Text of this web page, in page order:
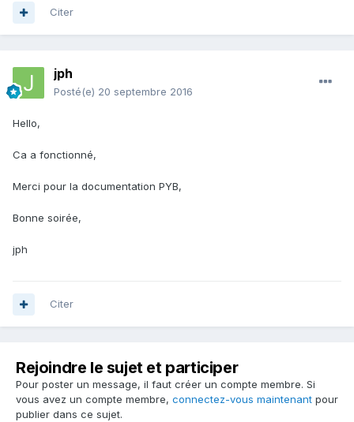
Citer
jph
Posté(e) 20 septembre 2016
Hello,
Ca a fonctionné,
Merci pour la documentation PYB,
Bonne soirée,
jph
Citer
Rejoindre le sujet et participer
Pour poster un message, il faut créer un compte membre. Si
vous avez un compte membre, connectez-vous maintenant pour
publier dans ce sujet.